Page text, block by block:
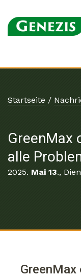
Startseite /
GreenMax
alle
2025. Mai 13.,